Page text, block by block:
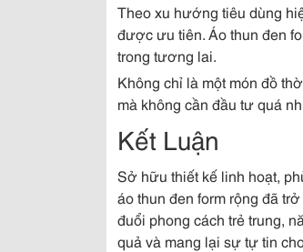
Theo xu hướng tiêu dùng
được ưu tiên. Áo thun đen
trong tương lai.
Không chỉ là một món đồ
mà không cần đầu tư quá
Kết Luận
Sở hữu thiết kế linh hoạt,
áo thun đen form rộng đã
đuổi phong cách trẻ trung,
quả và mang lại sự tự tin